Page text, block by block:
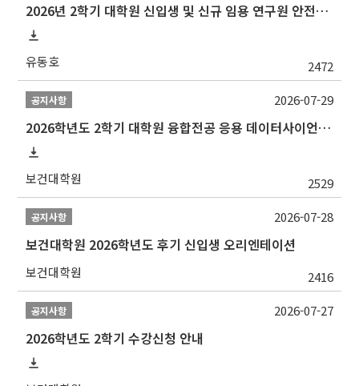
2026년 2학기 대학원 신입생 및 신규 임용 연구원 안전환경교육(신규교육) 실시 안내
유동호 2472
공지사항
2026학년도 2학기 대학원 융합전공 응용 데이터사이언스 선발 계획 알림
보건대학원 2529
2026-07-29
공지사항
보건대학원 2026학년도 후기 신입생 오리엔테이션
보건대학원 2416
2026-07-28
공지사항
2026학년도 2학기 수강신청 안내
2026-07-27